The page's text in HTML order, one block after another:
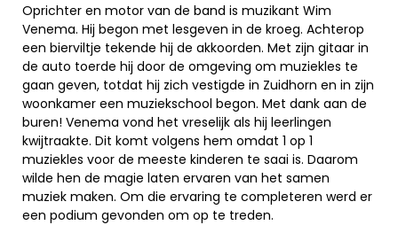
Oprichter en motor van de band is muzikant Wim
Venema. Hij begon met lesgeven in de kroeg. Achterop
een bierviltje tekende hij de akkoorden. Met zijn gitaar in
de auto toerde hij door de omgeving om muziekles te
gaan geven, totdat hij zich vestigde in Zuidhorn en in zijn
woonkamer een muziekschool begon. Met dank aan de
buren! Venema vond het vreselijk als hij leerlingen
kwijtraakte. Dit komt volgens hem omdat 1 op 1
muziekles voor de meeste kinderen te saai is. Daarom
wilde hen de magie laten ervaren van het samen
muziek maken. Om die ervaring te completeren werd er
een podium gevonden om op te treden.